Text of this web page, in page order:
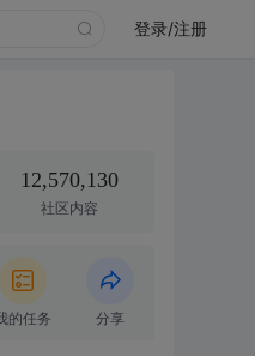
登录/注册
12,570,130
社区内容
的任务 分享